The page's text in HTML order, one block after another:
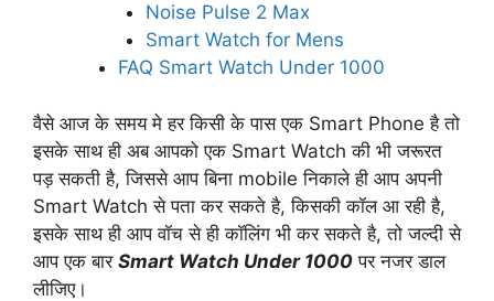
Noise Pulse 2 Max
Smart Watch for Mens
FAQ Smart Watch Under 1000
वैसे आज के समय मे हर किसी के पास एक Smart Phone है तो
इसके साथ ही अब आपको एक Smart Watch की भी जरूरत
पड़ सकती है, जिससे आप बिना mobile निकाले ही आप अपनी
Smart Watch से पता कर सकते है, किसकी कॉल आ रही है,
इसके साथ ही आप वॉच से ही कॉलिंग भी कर सकते है, तो जल्दी से
आप एक बार Smart Watch Under 1000 पर नजर डाल
लीजिए।